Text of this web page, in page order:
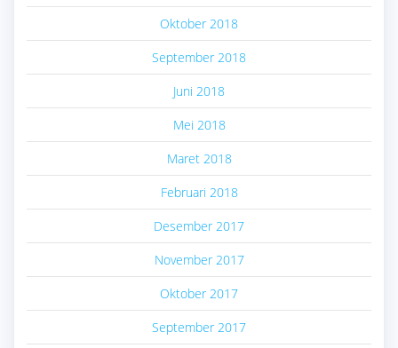
Oktober 2018
September 2018
Juni 2018
Mei 2018
Maret 2018
Februari 2018
Desember 2017
November 2017
Oktober 2017
September 2017